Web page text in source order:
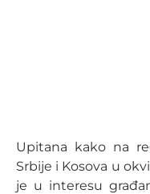
Upitana kako na
Srbije i Kosova u
je u interesu